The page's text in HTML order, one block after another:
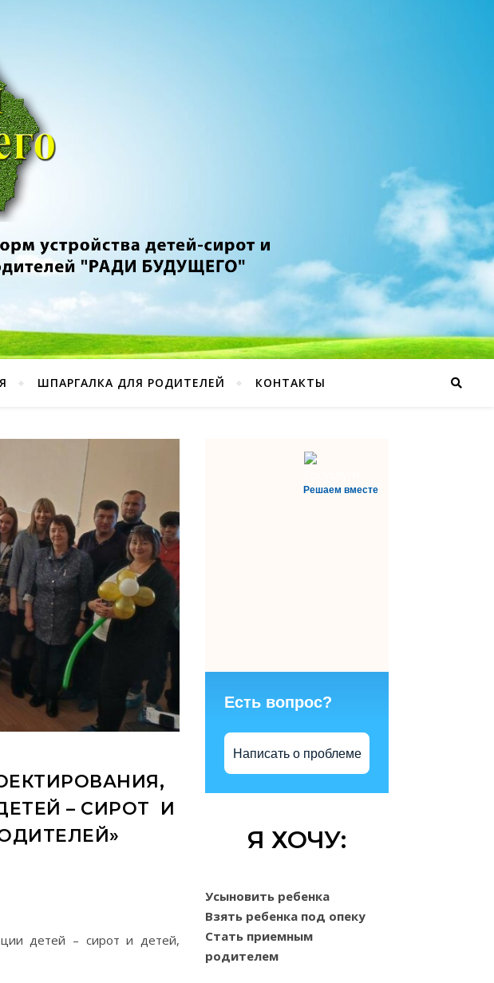
ШПАРГАЛКА ДЛЯ РОДИТЕЛЕЙ КОНТАКТЫ
– СИРОТ И
детей – сирот и детей,
Решаем вместе
Есть вопрос?
Написать о проблеме
Я ХОЧУ:
Усыновить ребенка
Взять ребенка под опеку
Стать приемным
родителем